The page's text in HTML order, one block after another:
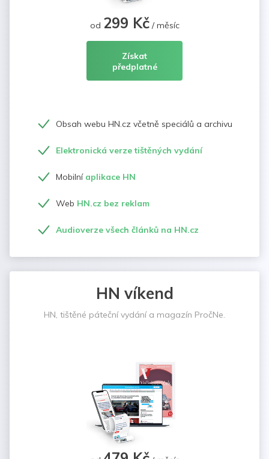
od 299 Kč/ měsíc
Získat
předplatné
Obsah webu HN.cz včetně speciálů a archivu
Elektronická verze tištěných vydání
Mobilní aplikace HN
Web HN.cz bez reklam
Audioverze všech článků na HN.cz
HN víkend
HN, tištěné páteční vydání a magazín PročNe.